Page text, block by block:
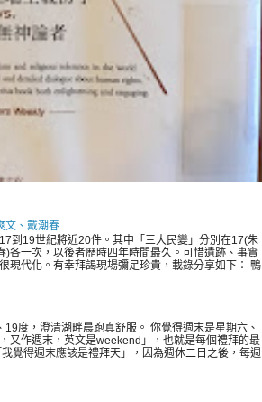
文、戴潮春
到19世紀將近20件。其中「三大民變」分別在17(朱
各一次，以後者歷時四年時間最久。可惜遺跡、事實
現代化。有幸拜謁現場彌足珍貴，載錄分享如下： 鴨
度，澄清湖畔晨跑真舒服。 你覺得週末是星期六、
又作週末，英文是weekend」，也就是每個禮拜的最
覺得週末應該是禮拜天」，因為週休二日之後，每週